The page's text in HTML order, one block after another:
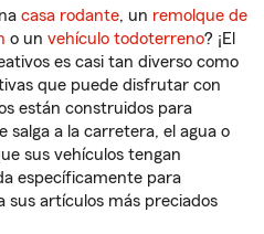
casa rodante, un remolque de
o un vehículo todoterreno? ¡El
es casi tan diverso como
que puede disfrutar con
están construidos para
salga a la carretera, el agua o
sus vehículos tengan
específicamente para
sus artículos más preciados